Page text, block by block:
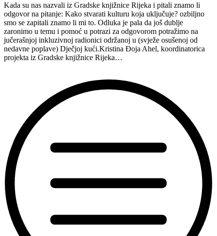
Kada su nas nazvali iz Gradske knjižnice Rijeka i pitali znamo li
odgovor na pitanje: Kako stvarati kulturu koja uključuje? ozbiljno
smo se zapitali znamo li mi to. Odluka je pala da još dublje
zaronimo u temu i pomoć u potrazi za odgovorom potražimo na
jučerašnjoj inkluzivnoj radionici održanoj u (svježe osušenoj od
nedavne poplave) Dječjoj kući.Kristina Đoja Ahel, koordinatorica
projekta iz Gradske knjižnice Rijeka…